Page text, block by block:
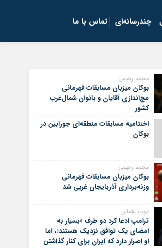
چندرسانه‌ای تماس با ما
محمد رحیمی
بوکان میزبان مسابقات قهرمانی
مچ‌اندازی آقایان و بانوان شمال‌غرب
کشور
اختتامیه مسابقات منطقه‌ای جورابین در
بوکان
محمد رحیمی
بوکان میزبان مسابقات قهرمانی
وزنه‌برداری آذربایجان غربی شد
ایوب عثمانی
ترامپ ادعا کرد دو طرف «بسیار به
امضای یک توافق نزدیک هستند»، اما
او اصرار دارد که ایران برای کنار گذاشتن